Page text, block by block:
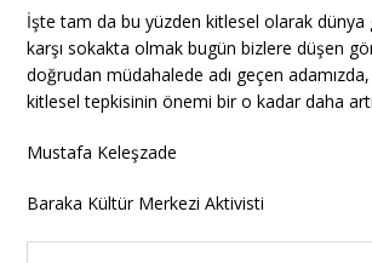
İşte tam da bu yüzden kitlesel olarak dünya
karşı sokakta olmak bugün bizlere düşen
doğrudan müdahalede adı geçen adamızda,
kitlesel tepkisinin önemi bir o kadar daha
Mustafa Keleşzade
Baraka Kültür Merkezi Aktivisti